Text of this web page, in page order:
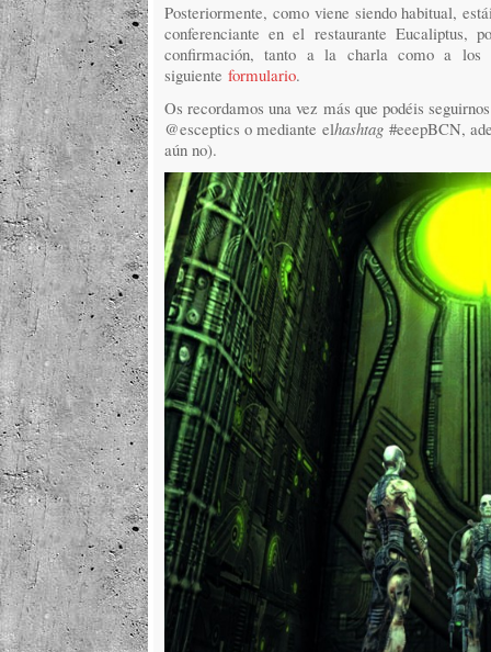
Posteriormente, como viene siendo habitual,
conferenciante en el restaurante Eucaliptus,
confirmación, tanto a la charla como a
siguiente formulario.
Os recordamos una vez más que podéis
@esceptics o mediante elhashtag#eeepBCN,
aún no).